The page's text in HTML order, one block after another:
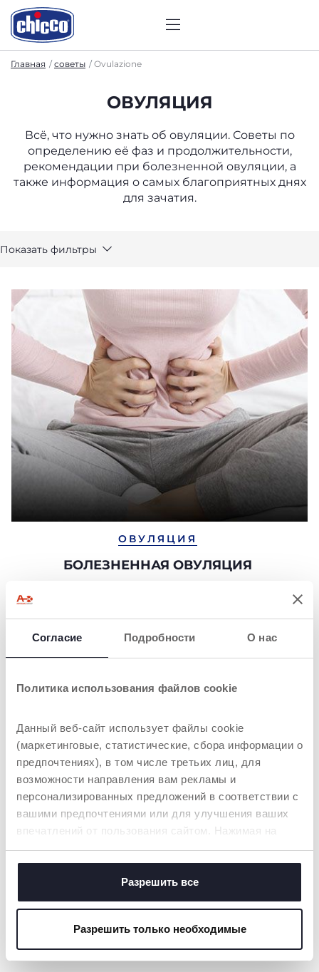
Согласие Подробности О нас
Политика использования файлов cookie
Данный веб-сайт использует файлы cookie
(маркетинговые, статистические, сбора информации о
предпочтениях), в том числе третьих лиц, для
возможности направления вам рекламы и
персонализированных предложений в соответствии с
вашими предпочтениями или для улучшения ваших
впечатлений от пользования сайтом. Нажимая на
кнопку «принять все», вы соглашаетесь с
размещением всех файлов cookie. Если вы желаете
получить больше информации или предоставить
согласие на использование некоторых файлов cookie,
баннер, вы соглашаетесь использовать только
технические файлы cookie, которые необходимы для
Разрешить все
Разрешить только необходимые
Главная советы Ovulazione
ОВУЛЯЦИЯ
Всё, что нужно знать об овуляции. Советы по
определению её фаз и продолжительности,
рекомендации при болезненной овуляции, а
также информация о самых благоприятных днях
для зачатия.
Показать фильтры
ОВУЛЯЦИЯ
БОЛЕЗНЕННАЯ ОВУЛЯЦИЯ
ОВУЛЯЦИЯ
ОВУЛЯЦИЯ: КАК ЕЕ РАССЧИТАТЬ И